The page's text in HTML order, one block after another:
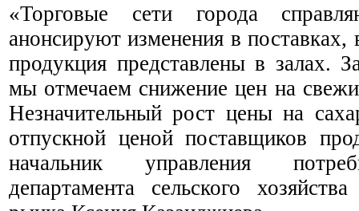
«Торговые сети города
анонсируют изменения в поставках,
продукция представлены в залах.
мы отмечаем снижение цен на
Незначительный рост цены на
отпускной ценой поставщиков
начальник управления
департамента сельского